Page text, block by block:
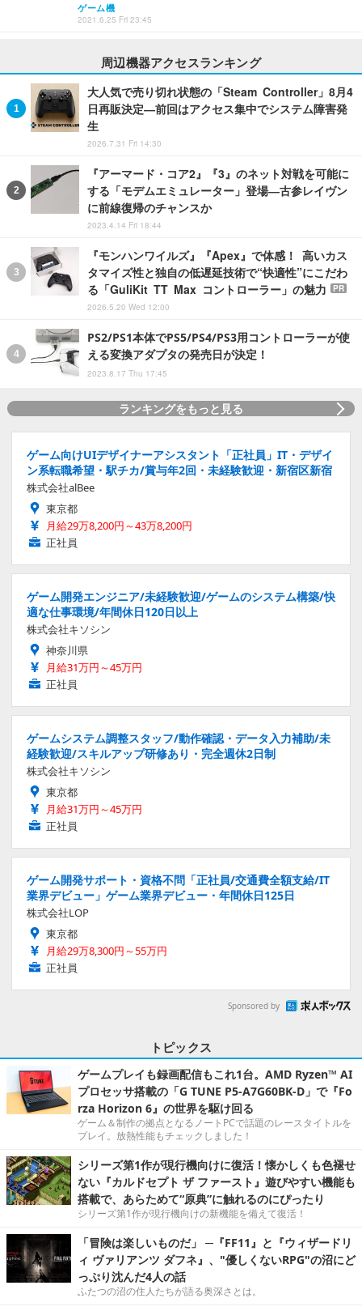
ゲーム機
2021.6.25 Fri 23:45
周辺機器アクセスランキング
大人気で売り切れ状態の「Steam Controller」8月4
日再販決定―前回はアクセス集中でシステム障害発
生
2026.7.31 Fri 14:30
『アーマード・コア2』『3』のネット対戦を可能に
する「モデムエミュレーター」登場―古参レイヴン
に前線復帰のチャンスか
2023.4.14 Fri 18:44
『モンハンワイルズ』『Apex』で体感！ 高いカス
タマイズ性と独自の低遅延技術で“快適性”にこだわ
る「GuliKit TT Max コントローラー」の魅力
PR
2026.5.20 Wed 12:00
PS2/PS1本体でPS5/PS4/PS3用コントローラーが使
える変換アダプタの発売日が決定！
2023.8.17 Thu 17:45
ランキングをもっと見る
ゲーム向けUIデザイナーアシスタント「正社員」IT・デザイ
ン系転職希望・駅チカ/賞与年2回・未経験歓迎・新宿区新宿
株式会社alBee
東京都
月給29万8,200円～43万8,200円
正社員
ゲーム開発エンジニア/未経験歓迎/ゲームのシステム構築/快
適な仕事環境/年間休日120日以上
株式会社キソシン
神奈川県
月給31万円～45万円
正社員
ゲームシステム調整スタッフ/動作確認・データ入力補助/未
経験歓迎/スキルアップ研修あり・完全週休2日制
株式会社キソシン
東京都
月給31万円～45万円
正社員
ゲーム開発サポート・資格不問「正社員/交通費全額支給/IT
業界デビュー」ゲーム業界デビュー・年間休日125日
株式会社LOP
東京都
月給29万8,300円～55万円
正社員
Sponsored by
トピックス
ゲームプレイも録画配信もこれ1台。AMD Ryzen™ AI
プロセッサ搭載の「G TUNE P5-A7G60BK-D」で『Fo
rza Horizon 6』の世界を駆け回る
ゲーム＆制作の拠点となるノートPCで話題のレースタイトルを
プレイ。放熱性能もチェックしました！
シリーズ第1作が現行機向けに復活！懐かしくも色褪せ
ない『カルドセプト ザ ファースト』遊びやすい機能も
搭載で、あらためて“原典”に触れるのにぴったり
シリーズ第1作が現行機向けの新機能を備えて復活！
「冒険は楽しいものだ」 ─『FF11』と『ウィザードリ
ィ ヴァリアンツ ダフネ』、"優しくないRPG"の沼にど
っぷり沈んだ4人の話
ふたつの沼の住人たちが語る奥深さとは。